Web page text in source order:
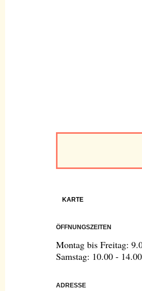
KARTE
ÖFFNUNGSZEITEN
Montag bis Freitag:
Samstag: 10.00 -
ADRESSE